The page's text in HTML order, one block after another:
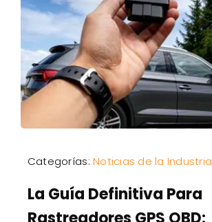
Categorías:Noticias de la Industria
La Guía Definitiva Para